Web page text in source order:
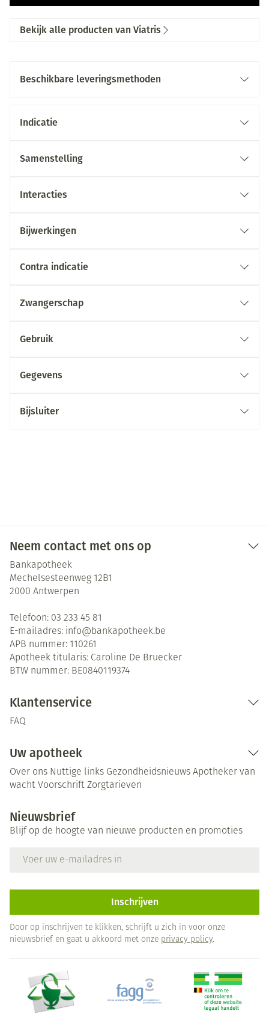
Bekijk alle producten van Viatris
Beschikbare leveringsmethoden
Indicatie
Samenstelling
Interacties
Bijwerkingen
Contra indicatie
Zwangerschap
Gebruik
Gegevens
Bijsluiter
Neem contact met ons op
Bankapotheek
Mechelsesteenweg 12B1
2000 Antwerpen
Telefoon: 03 233 45 81
E-mailadres: info@bankapotheek.be
APB nummer: 110261
Apotheek titularis: Caroline De Bruecker
BTW nummer: BE0840119374
Klantenservice
FAQ
Uw apotheek
Over ons Nuttige links Gezondheidsnieuws Apotheker van
wacht Voorschrift Zorgtarieven
Nieuwsbrief
Blijf op de hoogte van nieuwe producten en promoties
Inschrijven
Door op inschrijven te klikken, schrijft u zich in voor onze
nieuwsbrief en gaat u akkoord met onze privacy policy.